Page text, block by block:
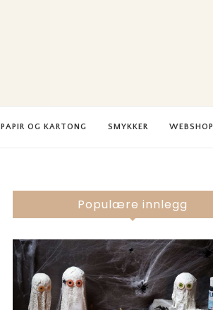
PAPIR OG KARTONG SMYKKER WEBSHOP
Populære innlegg